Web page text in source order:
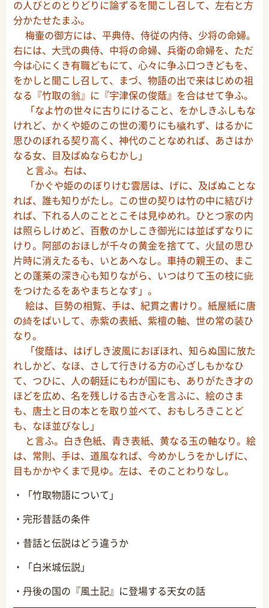
の人びとのとりどりに論ずるを聞こし召して、左右と方
分かたせたまふ。
梅壷の御方には、平典侍、侍従の内侍、少将の命婦。
右には、大弐の典侍、中将の命婦、兵衛の命婦を、ただ
今は心にくき有職どもにて、心々に争ふ口つきどもを、
をかしと聞こし召して、まづ、物語の出で来はじめの祖
なる『竹取の翁』に『宇津保の俊蔭』を合はせて争ふ。
「なよ竹の世々に古りにけること、をかしきふしもな
けれど、かくや姫のこの世の濁りにも穢れず、はるかに
思ひのぼれる契り高く、神代のことなめれば、あさはか
なる女、目及ばぬならむかし」
と言ふ。右は、
「かぐや姫ののぼりけむ雲居は、げに、及ばぬことな
れば、誰も知りがたし。この世の契りは竹の中に結びけ
れば、下れる人のこととこそは見ゆめれ。ひとつ家の内
は照らしけめど、百敷のかしこき御光には並ばずなりに
けり。阿部のおほしが千々の黄金を捨てて、火鼠の思ひ
片時に消えたるも、いとあへなし。車持の親王の、まこ
との蓬莱の深き心も知りながら、いつはりて玉の枝に疵
をつけたるをあやまちとなす」。
絵は、巨勢の相覧、手は、紀貫之書けり。紙屋紙に唐
の綺をばいして、赤紫の表紙、紫檀の軸、世の常の装ひ
なり。
「俊蔭は、はげしき波風におぼほれ、知らぬ国に放た
れしかど、なほ、さして行きける方の心ざしもかなひ
て、つひに、人の朝廷にもわが国にも、ありがたき才の
ほどを広め、名を残しける古き心を言ふに、絵のさま
も、唐土と日の本とを取り並べて、おもしろきことど
も、なほ並びなし」
と言ふ。白き色紙、青き表紙、黄なる玉の軸なり。絵
は、常則、手は、道風なれば、今めかしうをかしげに、
目もかかやくまで見ゆ。左は、そのことわりなし。
・「竹取物語について」
・完形昔話の条件
・昔話と伝説はどう違うか
・「白米城伝説」
・丹後の国の『風土記』に登場する天女の話